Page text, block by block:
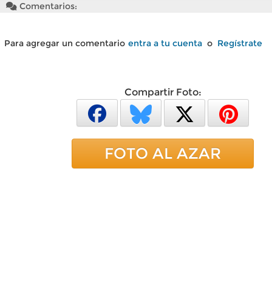
Comentarios:
Para agregar un comentario entra a tu cuenta o Regístrate
Compartir Foto:
FOTO AL AZAR